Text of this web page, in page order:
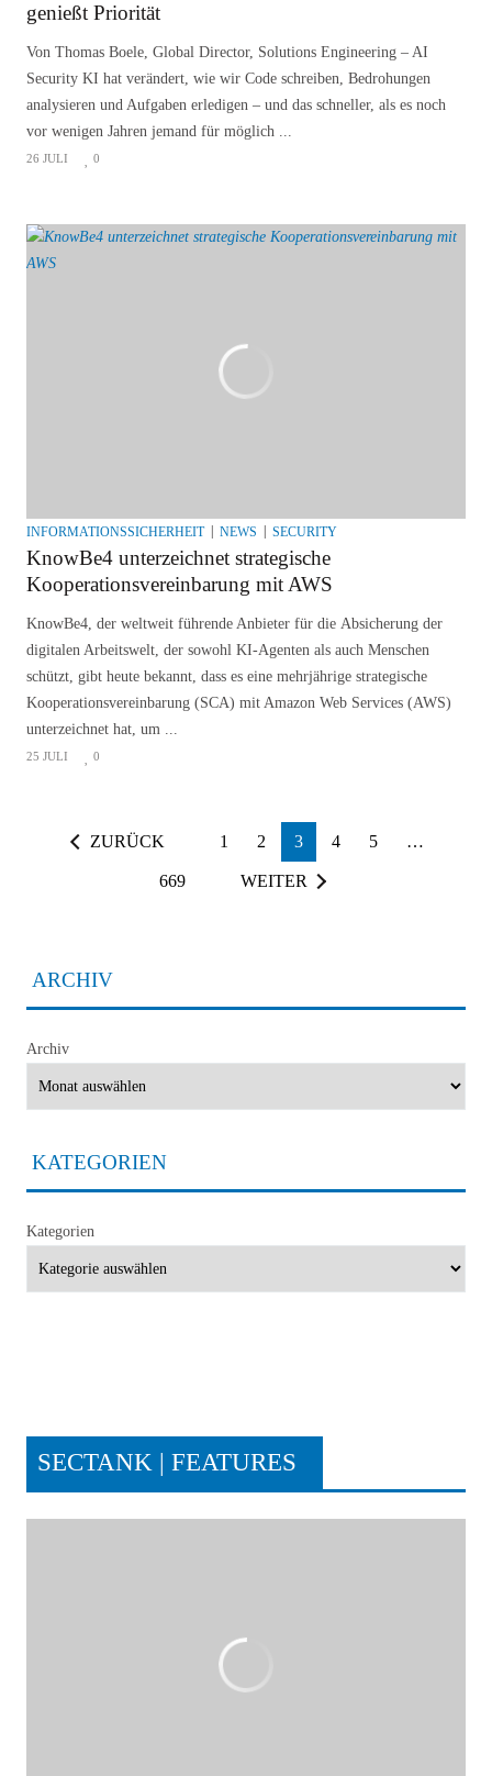
genießt Priorität
Von Thomas Boele, Global Director, Solutions Engineering – AI
Security KI hat verändert, wie wir Code schreiben, Bedrohungen
analysieren und Aufgaben erledigen – und das schneller, als es noch
vor wenigen Jahren jemand für möglich ...
26 JULI 0
INFORMATIONSSICHERHEIT NEWS SECURITY
KnowBe4 unterzeichnet strategische
Kooperationsvereinbarung mit AWS
KnowBe4, der weltweit führende Anbieter für die Absicherung der
digitalen Arbeitswelt, der sowohl KI-Agenten als auch Menschen
schützt, gibt heute bekannt, dass es eine mehrjährige strategische
Kooperationsvereinbarung (SCA) mit Amazon Web Services (AWS)
unterzeichnet hat, um ...
25 JULI 0
ZURÜCK 1 2 3 4 5 …
669 WEITER
ARCHIV
Archiv
KATEGORIEN
Kategorien
SECTANK | FEATURES